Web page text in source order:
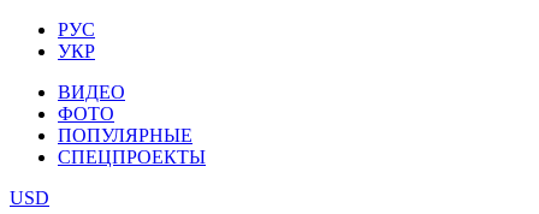
РУС
УКР
ВИДЕО
ФОТО
ПОПУЛЯРНЫЕ
СПЕЦПРОЕКТЫ
USD